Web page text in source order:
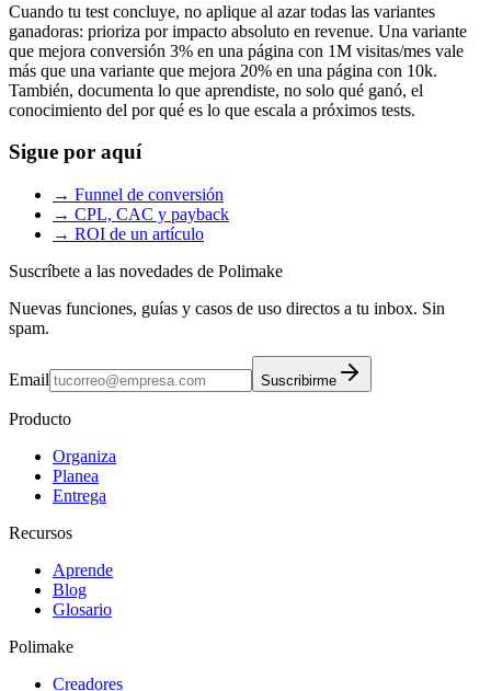
Cuando tu test concluye, no aplique al azar todas las variantes
ganadoras: prioriza por impacto absoluto en revenue. Una variante
que mejora conversión 3% en una página con 1M visitas/mes vale
más que una variante que mejora 20% en una página con 10k.
También, documenta lo que aprendiste, no solo qué ganó, el
conocimiento del por qué es lo que escala a próximos tests.
Sigue por aquí
→ Funnel de conversión
→ CPL, CAC y payback
→ ROI de un artículo
Suscríbete a las novedades de Polimake
Nuevas funciones, guías y casos de uso directos a tu inbox. Sin
spam.
Email Suscribirme
Producto
Organiza
Planea
Entrega
Recursos
Aprende
Blog
Glosario
Polimake
Creadores